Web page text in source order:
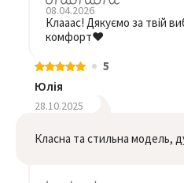
08.04.2026
Клааас! Дякуємо за твій
комфорт❤️
5
Юлія
28.10.2025
Класна та стильна модель,